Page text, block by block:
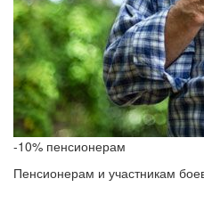
-10% пенсионерам
Пенсионерам и участникам